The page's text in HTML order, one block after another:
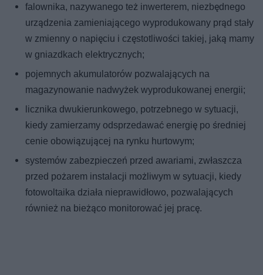
falownika, nazywanego też inwerterem, niezbędnego
urządzenia zamieniającego wyprodukowany prąd stały
w zmienny o napięciu i częstotliwości takiej, jaką mamy
w gniazdkach elektrycznych;
pojemnych akumulatorów pozwalających na
magazynowanie nadwyżek wyprodukowanej energii;
licznika dwukierunkowego, potrzebnego w sytuacji,
kiedy zamierzamy odsprzedawać energię po średniej
cenie obowiązującej na rynku hurtowym;
systemów zabezpieczeń przed awariami, zwłaszcza
przed pożarem instalacji możliwym w sytuacji, kiedy
fotowoltaika działa nieprawidłowo, pozwalających
również na bieżąco monitorować jej pracę.